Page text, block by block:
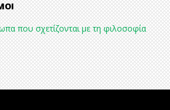
που σχετίζονται με τη φιλοσοφία